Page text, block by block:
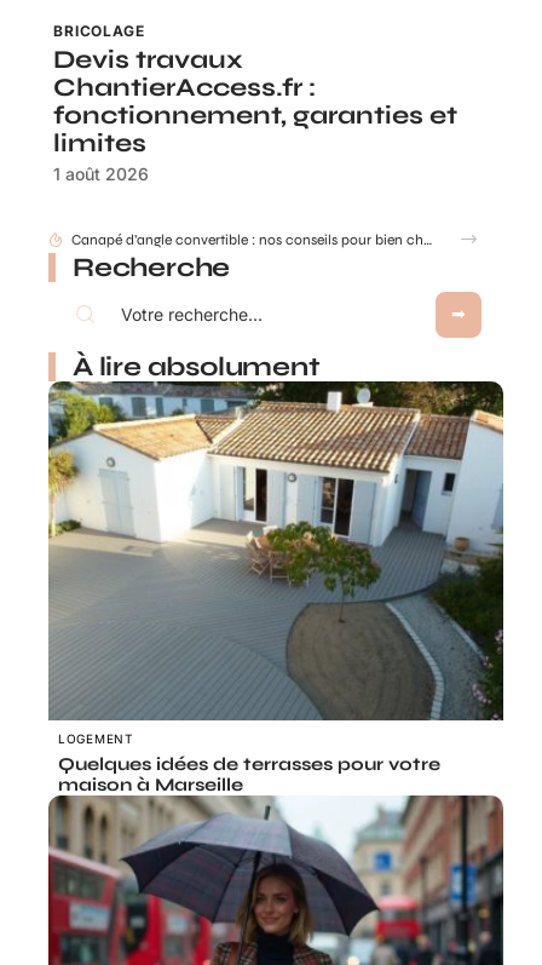
BRICOLAGE
Devis travaux
ChantierAccess.fr :
fonctionnement, garanties et
limites
1 août 2026
Canapé d’angle convertible : nos conseils pour bien choisir selon la taille de votre salon et vos usages
Recherche
À lire absolument
LOGEMENT
Quelques idées de terrasses pour votre
maison à Marseille